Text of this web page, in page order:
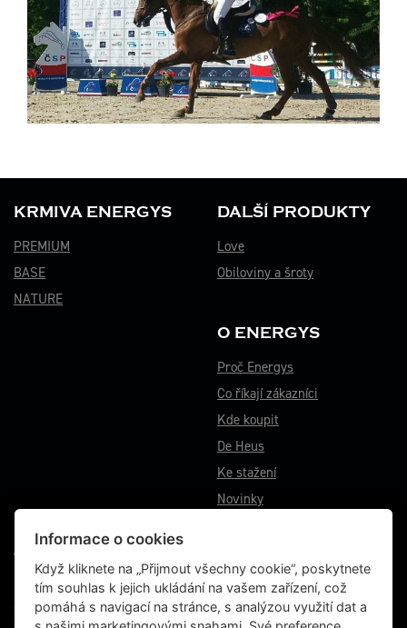
KRMIVA ENERGYS
PREMIUM
BASE
NATURE
DALŠÍ PRODUKTY
Love
Obiloviny a šroty
O ENERGYS
Proč Energys
Co říkají zákazníci
Kde koupit
De Heus
Ke stažení
Novinky
VÝROBNÍ ZÁVOD BĚSTOVICE
Běstovice 115
Choceň 565 01
Informace o cookies
Když kliknete na „Přijmout všechny cookie“, poskytnete
tím souhlas k jejich ukládání na vašem zařízení, což
pomáhá s navigací na stránce, s analýzou využití dat a